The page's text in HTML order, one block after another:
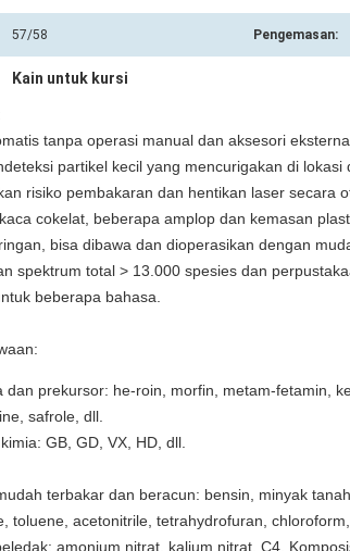
57/58 Pengemasan:
Kain untuk kursi
tanpa operasi manual dan aksesori
partikel kecil yang mencurigakan di lokasi
risiko pembakaran dan hentikan laser secara
cokelat, beberapa amplop dan kemasan
bisa dibawa dan dioperasikan dengan
spektrum total > 13.000 spesies dan
beberapa bahasa.
dan prekursor: he-roin, morfin, metam-fetamin,
safrole, dll.
GB, GD, VX, HD, dll.
terbakar dan beracun: bensin, minyak
toluene, acetonitrile, tetrahydrofuran, chloroform,
amonium nitrat, kalium nitrat, C4,